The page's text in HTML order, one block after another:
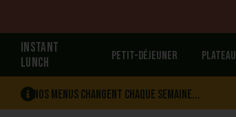
INSTANT
LUNCH
Petit-déjeuner
Nos menus changent chaque semaine...